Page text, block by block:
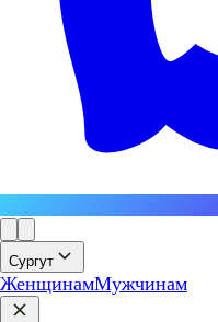
Сургут
ЖенщинамМужчинам